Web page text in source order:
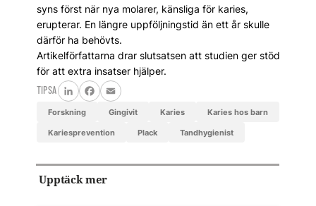
syns först när nya molarer, känsliga för karies,
erupterar. En längre uppföljningstid än ett år skulle
därför ha behövts.
Artikelförfattarna drar slutsatsen att studien ger stöd
för att extra insatser hjälper.
TIPSA
LinkedInFacebook
Email
Forskning gingivit karies karies hos barn
kariesprevention plack tandhygienist
Upptäck mer